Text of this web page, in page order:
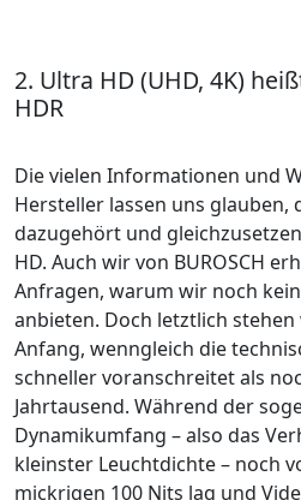
2. Ultra HD (UHD, 4K)
HDR
Die vielen Informationen und
Hersteller lassen uns glauben,
dazugehört und
HD. Auch wir von BUROSCH
Anfragen, warum wir noch
anbieten. Doch letztlich
Anfang, wenngleich die
schneller voranschreitet als
Jahrtausend. Während der
Dynamikumfang – also das
kleinster Leuchtdichte – noch
mickrigen 100 Nits lag und